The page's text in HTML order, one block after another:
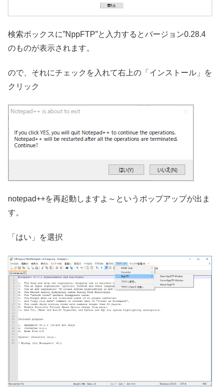
検索ボックスに”NppFTP”と入力するとバージョン0.28.4
のものが表示されます。
ので、それにチェックを入れて右上の「インストール」を
クリック
notepad++を再起動しますよ～というポップアップが出ま
す。
「はい」を選択